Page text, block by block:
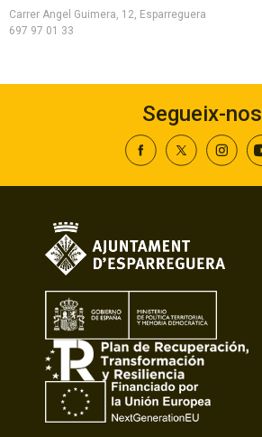
Carrer Angel Guimera, 12, Esparreguera
697 97 01 33
Segueix-nos